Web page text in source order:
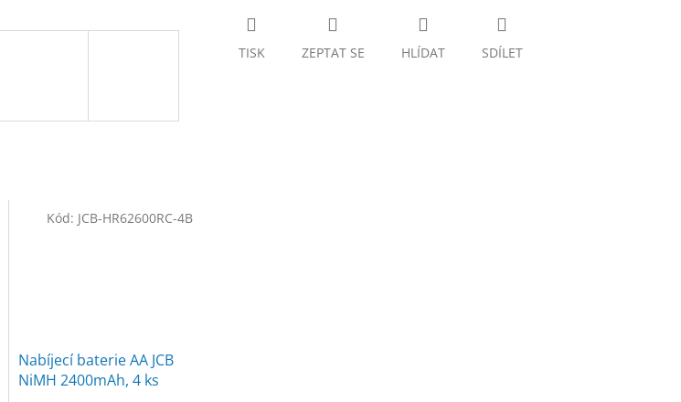
TISK ZEPTAT SE HLÍDAT SDÍLET
Nabíjecí baterie AA JCB
NiMH 2400mAh, 4 ks
Kód: JCB-HR62600RC-4B